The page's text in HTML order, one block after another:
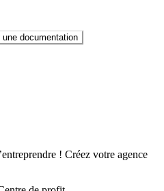
une documentation
! Créez votre agence